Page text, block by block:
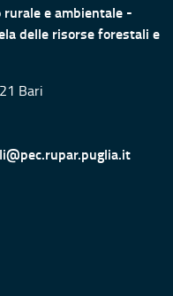
e ambientale -
delle risorse forestali e
Bari